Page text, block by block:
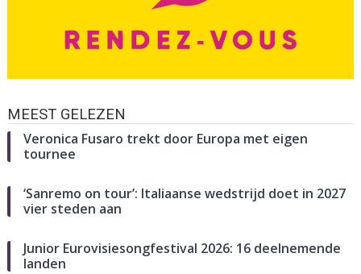
MEEST GELEZEN
Veronica Fusaro trekt door Europa met eigen
tournee
‘Sanremo on tour’: Italiaanse wedstrijd doet in 2027
vier steden aan
Junior Eurovisiesongfestival 2026: 16 deelnemende
landen